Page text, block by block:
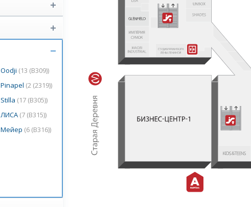
Oodji (13 (В309))
Pinapel (2 (2319))
Stilla (17 (В305))
ЛИСА (7 (В315))
Мейер (6 (В316))